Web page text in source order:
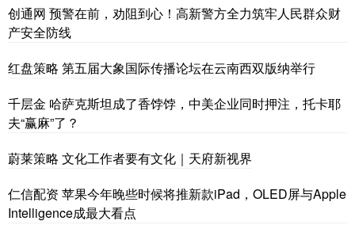
创通网 预警在前，劝阻到心！高新警方全力筑牢人民群众财
产安全防线
红盘策略 第五届大象国际传播论坛在云南西双版纳举行
千层金 哈萨克斯坦成了香饽饽，中美企业同时押注，托卡耶
夫“赢麻”了？
蔚莱策略 文化工作者要有文化｜天府新视界
仁信配资 苹果今年晚些时候将推新款iPad，OLED屏与Apple
Intelligence成最大看点